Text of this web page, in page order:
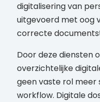
digitalisering van
uitgevoerd met oog
correcte
Door deze diensten
overzichtelijke
geen vaste rol meer
workflow. Digitale